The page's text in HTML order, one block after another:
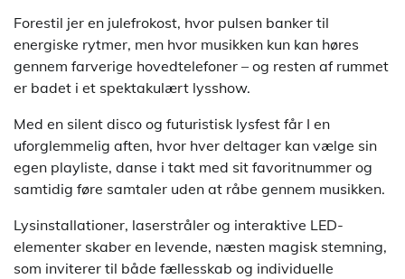
Forestil jer en julefrokost, hvor pulsen banker til
energiske rytmer, men hvor musikken kun kan høres
gennem farverige hovedtelefoner – og resten af rummet
er badet i et spektakulært lysshow.
Med en silent disco og futuristisk lysfest får I en
uforglemmelig aften, hvor hver deltager kan vælge sin
egen playliste, danse i takt med sit favoritnummer og
samtidig føre samtaler uden at råbe gennem musikken.
Lysinstallationer, laserstråler og interaktive LED-
elementer skaber en levende, næsten magisk stemning,
som inviterer til både fællesskab og individuelle